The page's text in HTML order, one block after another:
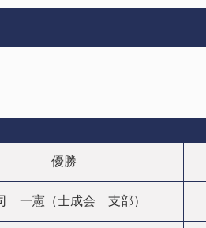
優勝
一憲（士成会 支部）